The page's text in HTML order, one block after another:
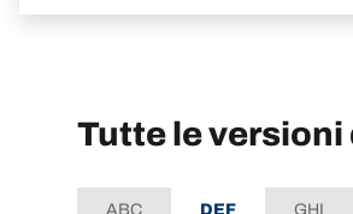
Tutte le versioni
ABC DEF GHI